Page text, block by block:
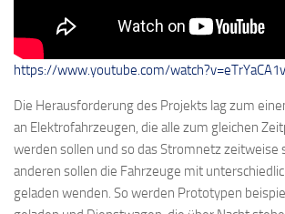
https://www.youtube.com/
Die Herausforderung des Projekts lag zum
an Elektrofahrzeugen, die alle zum gleichen
werden sollen und so das Stromnetz zeitweise
anderen sollen die Fahrzeuge mit
geladen wenden. So werden Prototypen